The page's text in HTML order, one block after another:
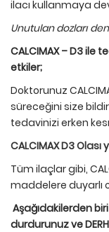
ilacı kullanmaya
Unutulan dozları
CALCIMAX – D3 ile
etkiler;
Doktorunuz
süreceğini size
tedavinizi erken
CALCIMAX D3
Tüm ilaçlar gibi,
maddelere duyarlı
Aşağıdakilerden biri
durdurunuz ve